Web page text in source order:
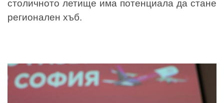
столичното летище има потенциала да стане
регионален хъб.